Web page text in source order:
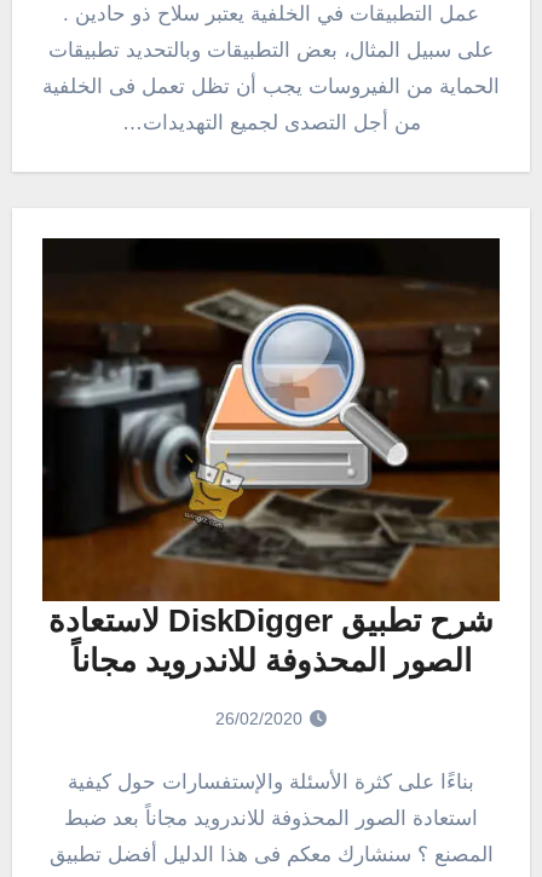
عمل التطبيقات في الخلفية يعتبر سلاح ذو حادين .
على سبيل المثال، بعض التطبيقات وبالتحديد تطبيقات
الحماية من الفيروسات يجب أن تظل تعمل فى الخلفية
من أجل التصدى لجميع التهديدات…
شرح تطبيق DiskDigger لاستعادة
الصور المحذوفة للاندرويد مجاناً
26/02/2020
بناءًا على كثرة الأسئلة والإستفسارات حول كيفية
استعادة الصور المحذوفة للاندرويد مجاناً بعد ضبط
المصنع ؟ سنشارك معكم فى هذا الدليل أفضل تطبيق